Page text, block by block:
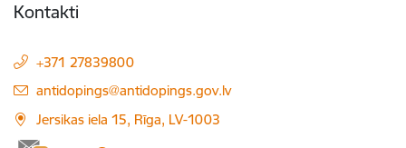
Kontakti
+371 27839800
E-pasts:
antidopings@antidopings.gov.lv
Jersikas iela 15, Rīga, LV-1003